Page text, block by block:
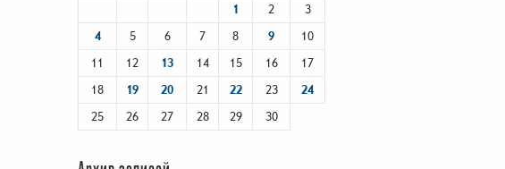
1 2
3
4
5 6 7 8 9
10
11
12 13 14 15 16
17
18
19 20 21 22 23
24
25
26 27 28 29 30